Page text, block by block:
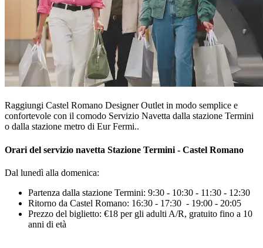
Raggiungi Castel Romano Designer Outlet in modo semplice e
confortevole con il comodo Servizio Navetta dalla stazione Termini
o dalla stazione metro di Eur Fermi..
Orari del servizio navetta Stazione Termini - Castel Romano
Dal lunedì alla domenica:
Partenza dalla stazione Termini: 9:30 - 10:30 - 11:30 - 12:30
Ritorno da Castel Romano: 16:30 - 17:30 - 19:00 - 20:05
Prezzo del biglietto: €18 per gli adulti A/R, gratuito fino a 10
anni di età